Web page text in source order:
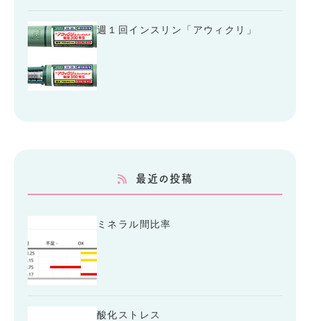
週１回インスリン「アウィクリ」
最近の投稿
ミネラル間比率
酸化ストレス